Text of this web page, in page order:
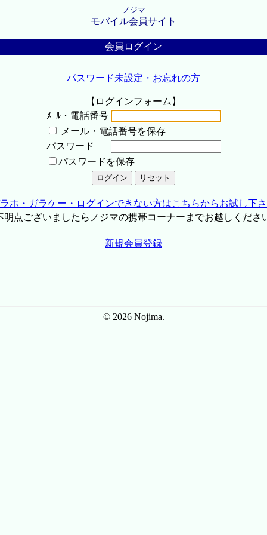
ノジマ
モバイル会員サイト
会員ログイン
パスワード未設定・お忘れの方
【ログインフォーム】
ﾒｰﾙ・電話番号
メール・電話番号を保存
パスワード
パスワードを保存
ホ・ガラケー・ログインできない方はこちらからお試し下
点ございましたらノジマの携帯コーナーまでお越しくださ
新規会員登録
© 2026 Nojima.